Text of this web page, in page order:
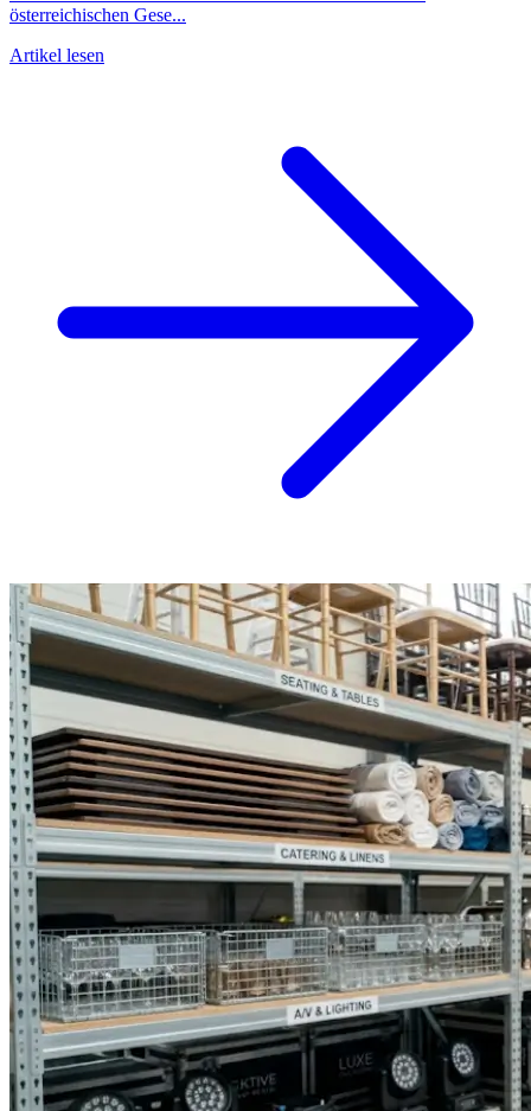
österreichischen Gese...
Artikel lesen